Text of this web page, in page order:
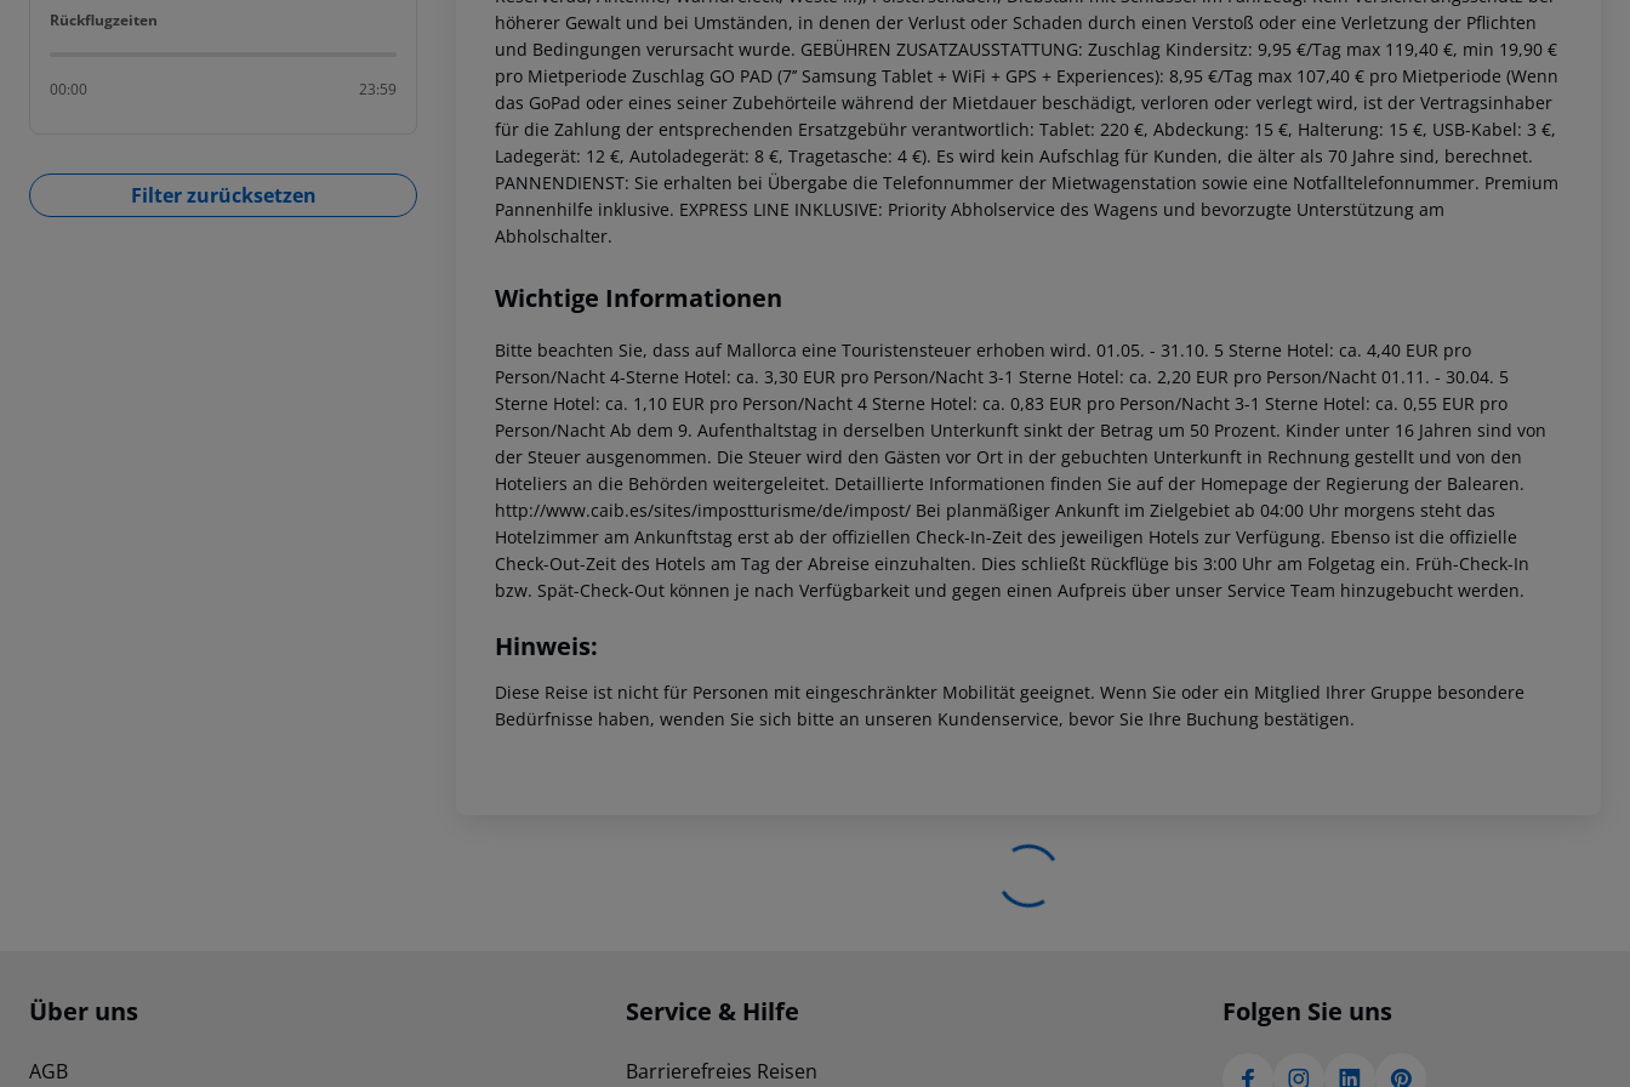
Rückflugzeiten
Rückflugzeiten
00:00 23:59
Filter zurücksetzen
höherer Gewalt und bei Umständen, in denen der Verlust oder Schaden durch einen Verstoß oder eine Verletzung der Pflichten
und Bedingungen verursacht wurde. GEBÜHREN ZUSATZAUSSTATTUNG: Zuschlag Kindersitz: 9,95 €/Tag max 119,40 €, min 19,90 €
pro Mietperiode Zuschlag GO PAD (7’’ Samsung Tablet + WiFi + GPS + Experiences): 8,95 €/Tag max 107,40 € pro Mietperiode (Wenn
das GoPad oder eines seiner Zubehörteile während der Mietdauer beschädigt, verloren oder verlegt wird, ist der Vertragsinhaber
für die Zahlung der entsprechenden Ersatzgebühr verantwortlich: Tablet: 220 €, Abdeckung: 15 €, Halterung: 15 €, USB-Kabel: 3 €,
Ladegerät: 12 €, Autoladegerät: 8 €, Tragetasche: 4 €). Es wird kein Aufschlag für Kunden, die älter als 70 Jahre sind, berechnet.
PANNENDIENST: Sie erhalten bei Übergabe die Telefonnummer der Mietwagenstation sowie eine Notfalltelefonnummer. Premium
Pannenhilfe inklusive. EXPRESS LINE INKLUSIVE: Priority Abholservice des Wagens und bevorzugte Unterstützung am
Abholschalter.
Wichtige Informationen
Bitte beachten Sie, dass auf Mallorca eine Touristensteuer erhoben wird. 01.05. - 31.10. 5 Sterne Hotel: ca. 4,40 EUR pro
Person/Nacht 4-Sterne Hotel: ca. 3,30 EUR pro Person/Nacht 3-1 Sterne Hotel: ca. 2,20 EUR pro Person/Nacht 01.11. - 30.04. 5
Sterne Hotel: ca. 1,10 EUR pro Person/Nacht 4 Sterne Hotel: ca. 0,83 EUR pro Person/Nacht 3-1 Sterne Hotel: ca. 0,55 EUR pro
Person/Nacht Ab dem 9. Aufenthaltstag in derselben Unterkunft sinkt der Betrag um 50 Prozent. Kinder unter 16 Jahren sind von
der Steuer ausgenommen. Die Steuer wird den Gästen vor Ort in der gebuchten Unterkunft in Rechnung gestellt und von den
Hoteliers an die Behörden weitergeleitet. Detaillierte Informationen finden Sie auf der Homepage der Regierung der Balearen.
http://www.caib.es/sites/impostturisme/de/impost/ Bei planmäßiger Ankunft im Zielgebiet ab 04:00 Uhr morgens steht das
Hotelzimmer am Ankunftstag erst ab der offiziellen Check-In-Zeit des jeweiligen Hotels zur Verfügung. Ebenso ist die offizielle
Check-Out-Zeit des Hotels am Tag der Abreise einzuhalten. Dies schließt Rückflüge bis 3:00 Uhr am Folgetag ein. Früh-Check-In
bzw. Spät-Check-Out können je nach Verfügbarkeit und gegen einen Aufpreis über unser Service Team hinzugebucht werden.
Hinweis:
Diese Reise ist nicht für Personen mit eingeschränkter Mobilität geeignet. Wenn Sie oder ein Mitglied Ihrer Gruppe besondere
Bedürfnisse haben, wenden Sie sich bitte an unseren Kundenservice, bevor Sie Ihre Buchung bestätigen.
Footer navigation
Über uns
AGB
Service & Hilfe
Barrierefreies Reisen
Folgen Sie uns